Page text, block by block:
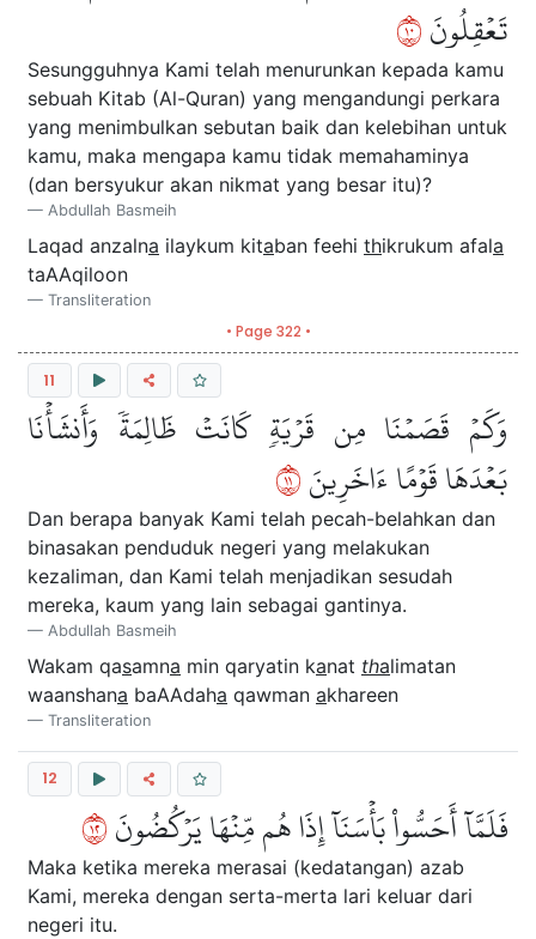
تَعۡقِلُونَ٠١
Sesungguhnya Kami telah menurunkan kepada kamu
sebuah Kitab (Al-Quran) yang mengandungi perkara
yang menimbulkan sebutan baik dan kelebihan untuk
kamu, maka mengapa kamu tidak memahaminya
(dan bersyukur akan nikmat yang besar itu)?
Abdullah Basmeih
Laqad anzalna ilaykum kitaban feehi thikrukum afala
taAAqiloon
Transliteration
• Page 322 •
11
وَكَمۡ قَصَمۡنَا مِن قَرۡيَةٖ كَانَتۡ ظَالِمَةٗ وَأَنشَأۡنَا
بَعۡدَهَا قَوۡمًا ءَاخَرِينَ١١
Dan berapa banyak Kami telah pecah-belahkan dan
binasakan penduduk negeri yang melakukan
kezaliman, dan Kami telah menjadikan sesudah
mereka, kaum yang lain sebagai gantinya.
Abdullah Basmeih
Wakam qasamna min qaryatin kanat thalimatan
waanshana baAAdaha qawman akhareen
Transliteration
12
فَلَمَّآ أَحَسُّواْ بَأۡسَنَآ إِذَا هُم مِّنۡهَا يَرۡكُضُونَ٢١
Maka ketika mereka merasai (kedatangan) azab
Kami, mereka dengan serta-merta lari keluar dari
negeri itu.